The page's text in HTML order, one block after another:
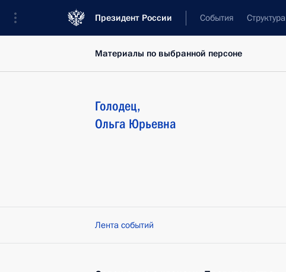
Президент России События Структура
Материалы по выбранной персоне
Голодец,
Ольга Юрьевна
Лента событий